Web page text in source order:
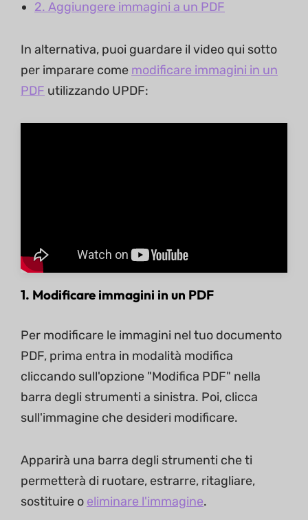
2. Aggiungere immagini a un PDF
In alternativa, puoi guardare il video qui sotto
per imparare come modificare immagini in un
PDF utilizzando UPDF:
1. Modificare immagini in un PDF
Per modificare le immagini nel tuo documento
PDF, prima entra in modalità modifica
cliccando sull'opzione "Modifica PDF" nella
barra degli strumenti a sinistra. Poi, clicca
sull'immagine che desideri modificare.
Apparirà una barra degli strumenti che ti
permetterà di ruotare, estrarre, ritagliare,
sostituire o eliminare l'immagine.